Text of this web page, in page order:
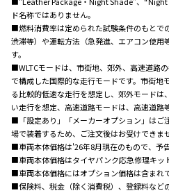
ド名称ではありません。
■燃料消費率は定められた試験条件のもとで
渋滞等）や運転方法（急発進、エアコン使用
す。
■WLTCモードは、市街地、郊外、高速道路
で構成した国際的な走行モードです。市街地
る比較的低速な走行を想定し、郊外モードは
い走行を想定、高速道路モードは、高速道路
■「設定あり」「メーカーオプション」はご
場で装着するため、ご注文後はお受けできま
■車両本体価格は'26年8月現在のもので、予
■車両本体価格はタイヤパンク応急修理キッ
■車両本体価格にはオプション価格は含まれ
■保険料、税金（除く消費税）、登録料など